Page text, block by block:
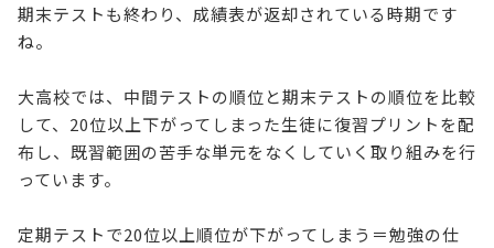
期末テストも終わり、成績表が返却されている時期です
ね。
大高校では、中間テストの順位と期末テストの順位を比較
して、20位以上下がってしまった生徒に復習プリントを配
布し、既習範囲の苦手な単元をなくしていく取り組みを行
っています。
定期テストで20位以上順位が下がってしまう＝勉強の仕